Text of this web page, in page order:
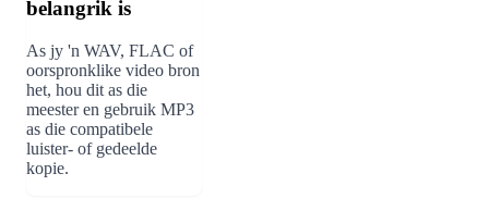
belangrik is
As jy 'n WAV, FLAC of
oorspronklike video bron
het, hou dit as die
meester en gebruik MP3
as die compatibele
luister- of gedeelde
kopie.